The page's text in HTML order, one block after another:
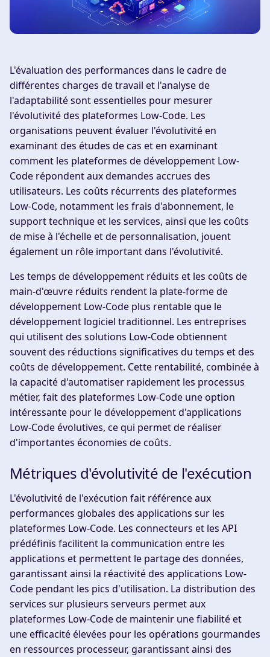
L'évaluation des performances dans le cadre de
différentes charges de travail et l'analyse de
l'adaptabilité sont essentielles pour mesurer
l'évolutivité des plateformes Low-Code. Les
organisations peuvent évaluer l'évolutivité en
examinant des études de cas et en examinant
comment les plateformes de développement Low-
Code répondent aux demandes accrues des
utilisateurs. Les coûts récurrents des plateformes
Low-Code, notamment les frais d'abonnement, le
support technique et les services, ainsi que les coûts
de mise à l'échelle et de personnalisation, jouent
également un rôle important dans l'évolutivité.
Les temps de développement réduits et les coûts de
main-d'œuvre réduits rendent la plate-forme de
développement Low-Code plus rentable que le
développement logiciel traditionnel. Les entreprises
qui utilisent des solutions Low-Code obtiennent
souvent des réductions significatives du temps et des
coûts de développement. Cette rentabilité, combinée à
la capacité d'automatiser rapidement les processus
métier, fait des plateformes Low-Code une option
intéressante pour le développement d'applications
Low-Code évolutives, ce qui permet de réaliser
d'importantes économies de coûts.
Métriques d'évolutivité de l'exécution
L'évolutivité de l'exécution fait référence aux
performances globales des applications sur les
plateformes Low-Code. Les connecteurs et les API
prédéfinis facilitent la communication entre les
applications et permettent le partage des données,
garantissant ainsi la réactivité des applications Low-
Code pendant les pics d'utilisation. La distribution des
services sur plusieurs serveurs permet aux
plateformes Low-Code de maintenir une fiabilité et
une efficacité élevées pour les opérations gourmandes
en ressources processeur, garantissant ainsi des